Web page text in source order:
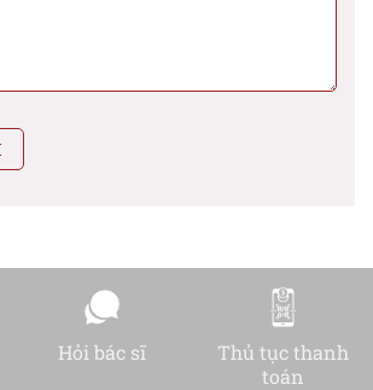
Hỏi bác sĩ
Thủ tục thanh
toán